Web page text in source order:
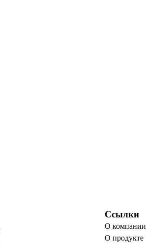
Ссылки
О компании
О продукте